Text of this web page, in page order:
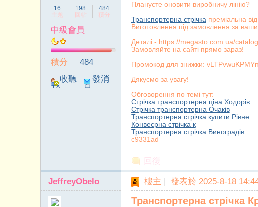
16
主題
198
回帖
484
積分
中級會員
積分
484
收聽
TA
發消
息
Плануєте оновити виробничу лінію?
Транспортерна стрічка преміальна
Виготовлення під замовлення за
Деталі - https://megasto.com.ua/
Замовляйте на сайті прямо зараз!
Промокод для знижки:
Дякуємо за увагу!
Обговорення по темі тут:
Стрічка транспортерна ціна Ходорів
Стрічка транспортерна Очаків
Транспортерна стрічка купити Рівне
Конвеєрна стрічка к
Транспортерна стрічка Виноградів
c9331ad
回復
JeffreyObelo 樓主 | 發表於 2025-8-18
Транспортерна стрічка